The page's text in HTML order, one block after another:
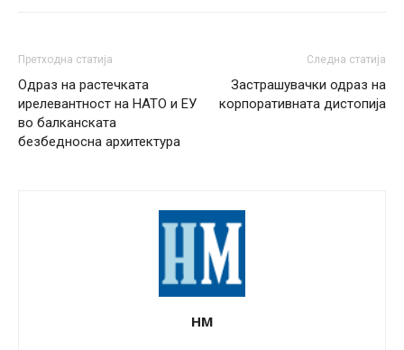
Претходна статија
Одраз на растечката
ирелевантност на НАТО и ЕУ
во балканската
безбедносна архитектура
Следна статија
Застрашувачки одраз на
корпоративната дистопија
НМ